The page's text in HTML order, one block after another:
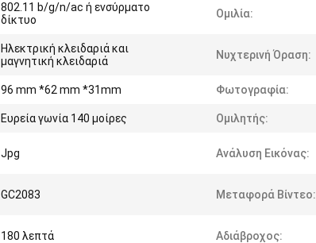
802.11 b/g/n/ac ή ενσύρματο
δίκτυο
Ομιλία:
Ηλεκτρική κλειδαριά και
μαγνητική κλειδαριά
Νυχτερινή Όραση:
96 mm *62 mm *31mm Φωτογραφία:
Ευρεία γωνία 140 μοίρες Ομιλητής:
Jpg Ανάλυση Εικόνας:
GC2083 Μεταφορά Βίντεο:
180 λεπτά Αδιάβροχος: